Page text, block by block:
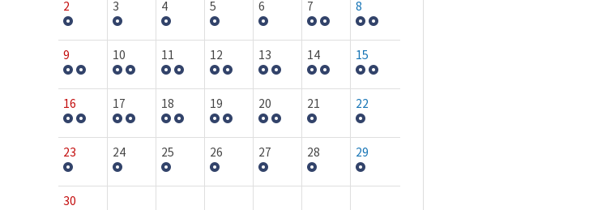
2 3 4 5 6 7 8
9 10 11 12 13 14 15
16 17 18 19 20 21 22
23 24 25 26 27 28 29
30